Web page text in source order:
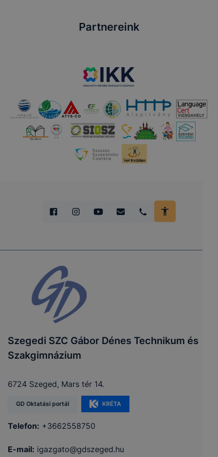
Partnereink
Szegedi SZC Gábor Dénes Technikum és
Szakgimnázium
6724 Szeged, Mars tér 14.
GD Oktatási portál KRÉTA
Telefon: +3662558750
E-mail: igazgato@gdszeged.hu